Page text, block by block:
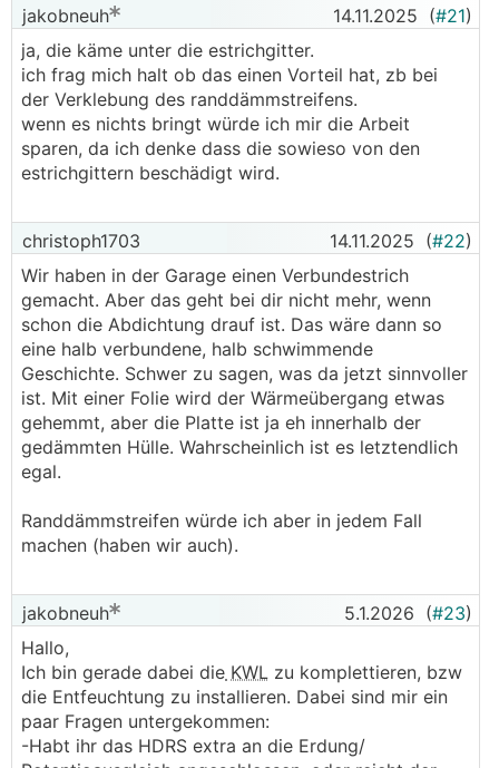
sollten auch alle Ausschnitte so passen wie im 3D
geplant.
Da wir diese Woche mit der Fassadendämmung
beginnen wollen möchte ich gleich die
Aussenluftkästen der KWL verbauen.
Das Paket von Leitwolf ist auch schon angekommen,
nicht ganz klar, besonders diese zwei schwarzen
Kunststoffmatten sind mir nicht klar.
jakobneuh 14.11.2025 (#21)
ja, die käme unter die estrichgitter.
ich frag mich halt ob das einen Vorteil hat, zb bei
der Verklebung des randdämmstreifens.
wenn es nichts bringt würde ich mir die Arbeit
sparen, da ich denke dass die sowieso von den
estrichgittern beschädigt wird.
christoph1703 14.11.2025 (#22)
Wir haben in der Garage einen Verbundestrich
gemacht. Aber das geht bei dir nicht mehr, wenn
schon die Abdichtung drauf ist. Das wäre dann so
eine halb verbundene, halb schwimmende
Geschichte. Schwer zu sagen, was da jetzt sinnvoller
ist. Mit einer Folie wird der Wärmeübergang etwas
gehemmt, aber die Platte ist ja eh innerhalb der
gedämmten Hülle. Wahrscheinlich ist es letztendlich
egal.
Randdämmstreifen würde ich aber in jedem Fall
machen (haben wir auch).
jakobneuh 5.1.2026 (#23)
Hallo,
Ich bin gerade dabei die KWL zu komplettieren, bzw
die Entfeuchtung zu installieren. Dabei sind mir ein
paar Fragen untergekommen:
-Habt ihr das HDRS extra an die Erdung/